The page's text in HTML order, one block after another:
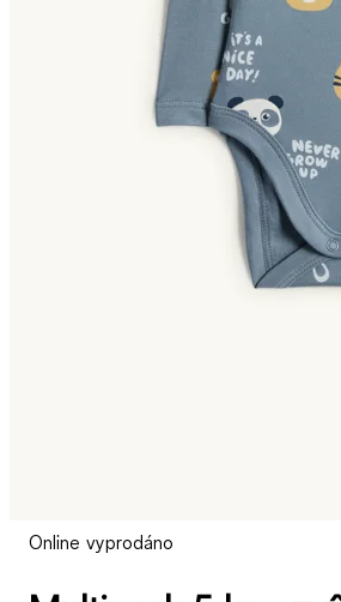
Online vyprodáno